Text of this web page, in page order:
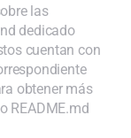
las
dedicado
cuentan con
obtener más
README.md